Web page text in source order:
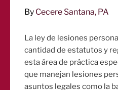
By Cecere Santana, PA
La ley de lesiones
cantidad de estatutos y
esta área de práctica
que manejan lesiones
asuntos legales como la